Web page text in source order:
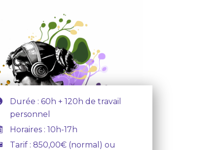
Durée : 60h + 120h de travail
personnel
Horaires : 10h-17h
Tarif : 850,00€ (normal) ou